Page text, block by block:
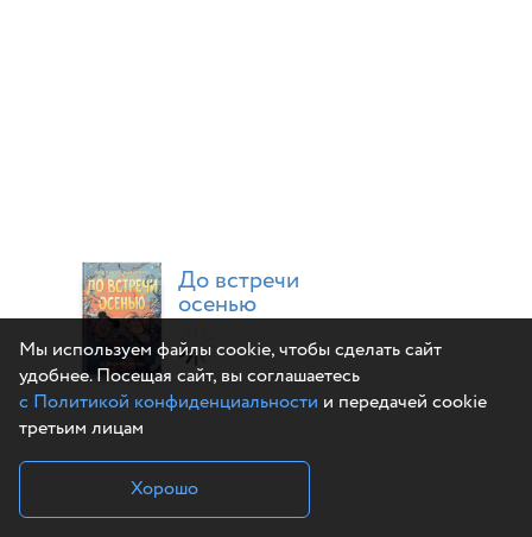
До встречи
осенью
Мы используем файлы cookie, чтобы сделать сайт
удобнее. Посещая сайт, вы соглашаетесь
с Политикой конфиденциальности и передачей cookie
третьим лицам
Хорошо